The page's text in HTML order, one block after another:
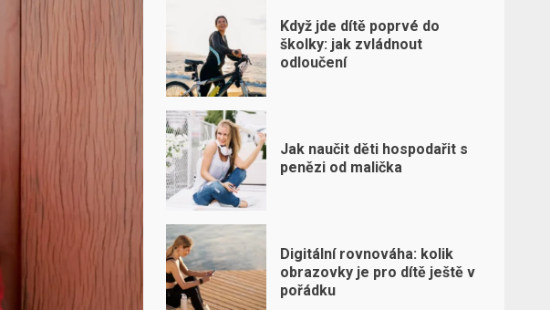
Když jde dítě poprvé do
školky: jak zvládnout
odloučení
Jak naučit děti hospodařit s
penězi od malička
Digitální rovnováha: kolik
obrazovky je pro dítě ještě v
pořádku